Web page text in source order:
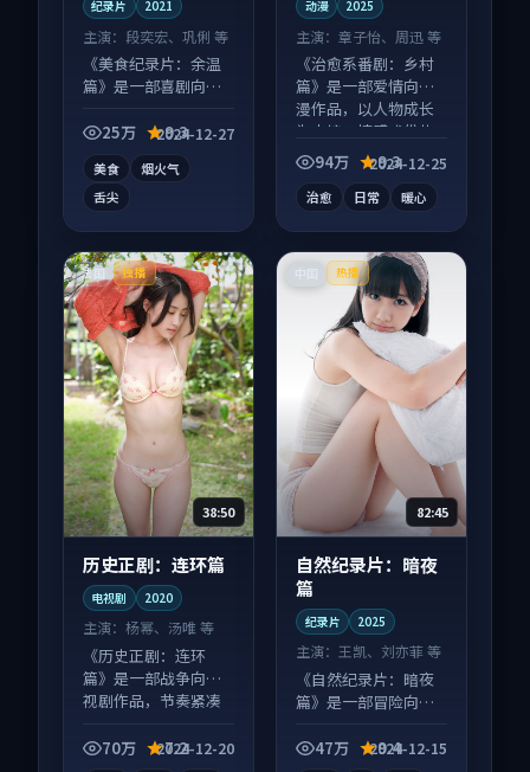
纪录片 2021
主演： 段奕宏、巩俐 等
《美食纪录片：余温
篇》是一部喜剧向纪
端观看，细节更丰
25万 9.3
2024-12-27
美食
烟火气
舌尖
动漫 2025
主演：章子怡、周迅 等
《治愈系番剧：乡村
篇》是一部爱情向动
漫作品，以人物成长
为内核，情感戏份扎
实。94万 9.3
2024-12-25
治愈 日常 暖心
法国 独播
38:50
历史正剧：连环篇
电视剧 2020
主演： 杨幂、汤唯 等
《历史正剧：连环
篇》是一部战争向电
视剧作品，节奏紧凑
式追看。
70万 7.2
2024-12-20
热播
82:45
自然纪录片：暗夜
篇
纪录片 2025
主演： 王凯、刘亦菲 等
《自然纪录片：暗夜
篇》是一部冒险向纪
并行，细节值得二刷
47万 9.4
2024-12-15